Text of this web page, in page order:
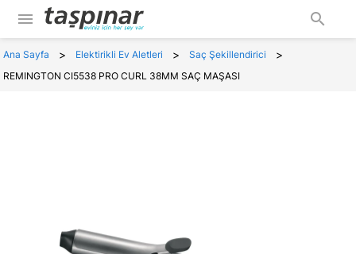
menu search
Ana Sayfa > Elektirikli Ev Aletleri > Saç Şekillendirici >
REMINGTON CI5538 PRO CURL 38MM SAÇ MAŞASI